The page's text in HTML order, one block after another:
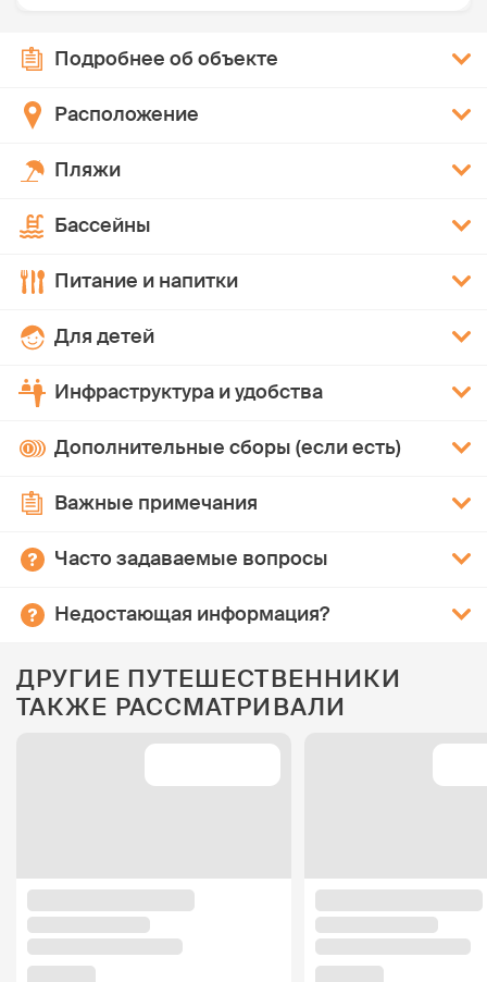
Подробнее об объекте
Расположение
Пляжи
Бассейны
Питание и напитки
Для детей
Инфраструктура и удобства
Дополнительные сборы (если есть)
Важные примечания
Часто задаваемые вопросы
Недостающая информация?
ДРУГИЕ ПУТЕШЕСТВЕННИКИ
ТАКЖЕ РАССМАТРИВАЛИ